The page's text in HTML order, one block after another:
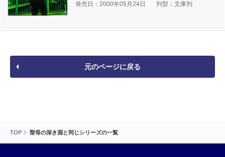
TOP 聖母の深き淵と同じシリーズの一覧
発売日：2000年05月24日
判型：文庫判
元のページに戻る